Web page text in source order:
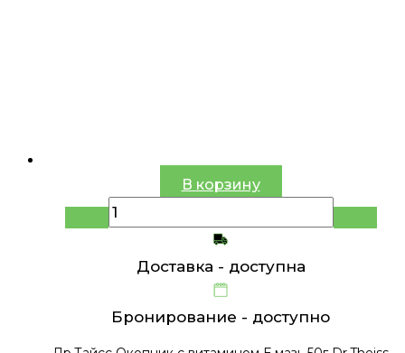
В корзину
Доставка - доступна
Бронирование - доступно